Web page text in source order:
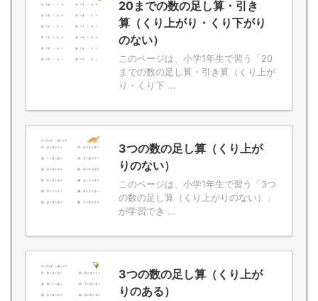
20までの数の足し算・引き
算（くり上がり・くり下がり
のない）
このページは、小学1年生で習う「20
までの数の足し算・引き算（くり上が
り・くり下 ...
3つの数の足し算（くり上が
りのない）
このページは、小学1年生で習う「3つ
の数の足し算（くり上がりのない）」
が学習でき ...
3つの数の足し算（くり上が
りのある）